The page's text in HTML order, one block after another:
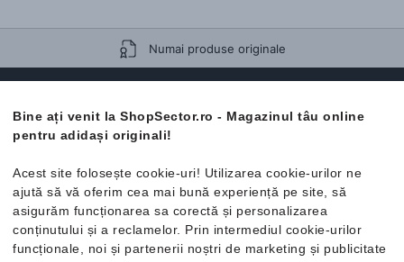
Bine ați venit la ShopSector.ro - Magazinul tâu online
pentru adidași originali!
Acest site folosește cookie-uri! Utilizarea cookie-urilor ne
ajută să vă oferim cea mai bună experiență pe site, să
asigurăm funcționarea sa corectă și personalizarea
conținutului și a reclamelor. Prin intermediul cookie-urilor
funcționale, noi și partenerii noștri de marketing și publicitate
Numai produse originale
Buletin
despre produse și promoții noi.
Înscrie-te aici acum!